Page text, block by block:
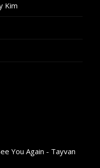
Kim
You Again - Tayvan